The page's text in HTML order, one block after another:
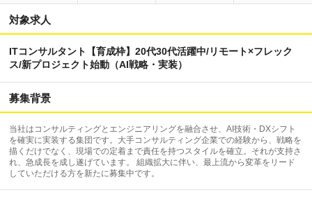
対象求人
ITコンサルタント【育成枠】20代30代活躍中/リモート×フレック
ス/新プロジェクト始動（AI戦略・実装）
募集背景
当社はコンサルティングとエンジニアリングを融合させ、AI技術・DXシフト
を確実に実装する集団です。大手コンサルティング企業での経験から、戦略を
描くだけでなく、現場での定着まで責任を持つスタイルを確立。それが支持さ
れ、急成長を成し遂げています。 組織拡大に伴い、最上流から変革をリード
していただける方を新たに募集中です。